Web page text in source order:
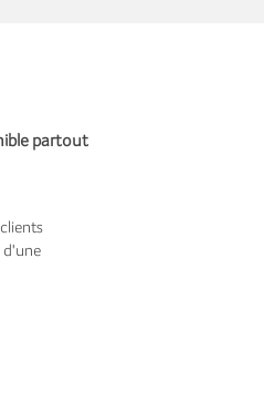
partout
d'une